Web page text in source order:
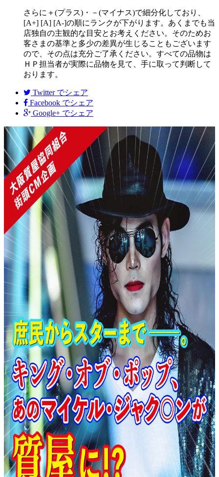
さらに＋(プラス)・－(マイナス)で細分化しており、
[A+] [A] [A-]の順にランクが下がります。あくまでも当
店独自の主観的な目安とお考えください。そのためお
客さまの基準と多少の差異が生じることもございます
ので、その点は充分ご了承ください。すべての品物は
ＨＰ担当者が実際に品物を見て、手に取って判断して
おります。
Twitter でシェア
Facebook でシェア
Google+ でシェア